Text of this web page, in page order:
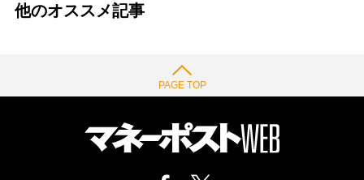
他のオススメ記事
PAGE TOP